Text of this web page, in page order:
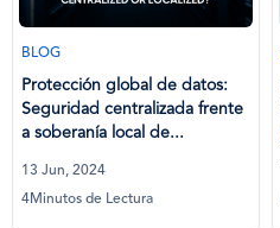
BLOG
Protección global de datos:
Seguridad centralizada frente
a soberanía local de...
13 Jun, 2024
4Minutos de Lectura